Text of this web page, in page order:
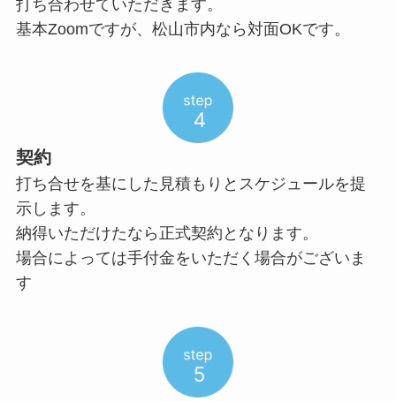
打ち合わせていただきます。
基本Zoomですが、松山市内なら対面OKです。
契約
打ち合せを基にした見積もりとスケジュールを提
示します。
納得いただけたなら正式契約となります。
場合によっては手付金をいただく場合がございま
す